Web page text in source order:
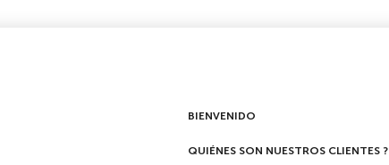
BIENVENIDO
QUIÉNES SON NUESTROS CLIENTES ?